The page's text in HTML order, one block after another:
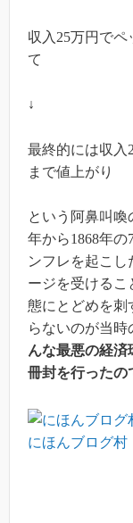
収入25万円でペ
て
↓
最終的には収入
まで値上がり
という阿鼻叫喚
年から1868年
ンフレを起こし
ージを受けるこ
態にとどめを刺
らないのが当時
んな最悪の経
冊封を行ったの
にほんブログ村